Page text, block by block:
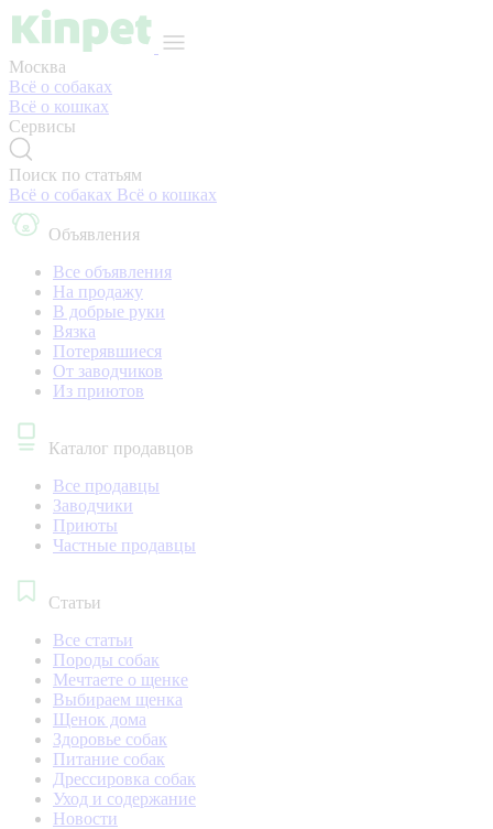
Москва
Всё о собаках
Всё о кошках
Сервисы
Поиск по статьям
Всё о собаках Всё о кошках
Объявления
Все объявления
На продажу
В добрые руки
Вязка
Потерявшиеся
От заводчиков
Из приютов
Каталог продавцов
Все продавцы
Заводчики
Приюты
Частные продавцы
Статьи
Все статьи
Породы собак
Мечтаете о щенке
Выбираем щенка
Щенок дома
Здоровье собак
Питание собак
Дрессировка собак
Уход и содержание
Новости